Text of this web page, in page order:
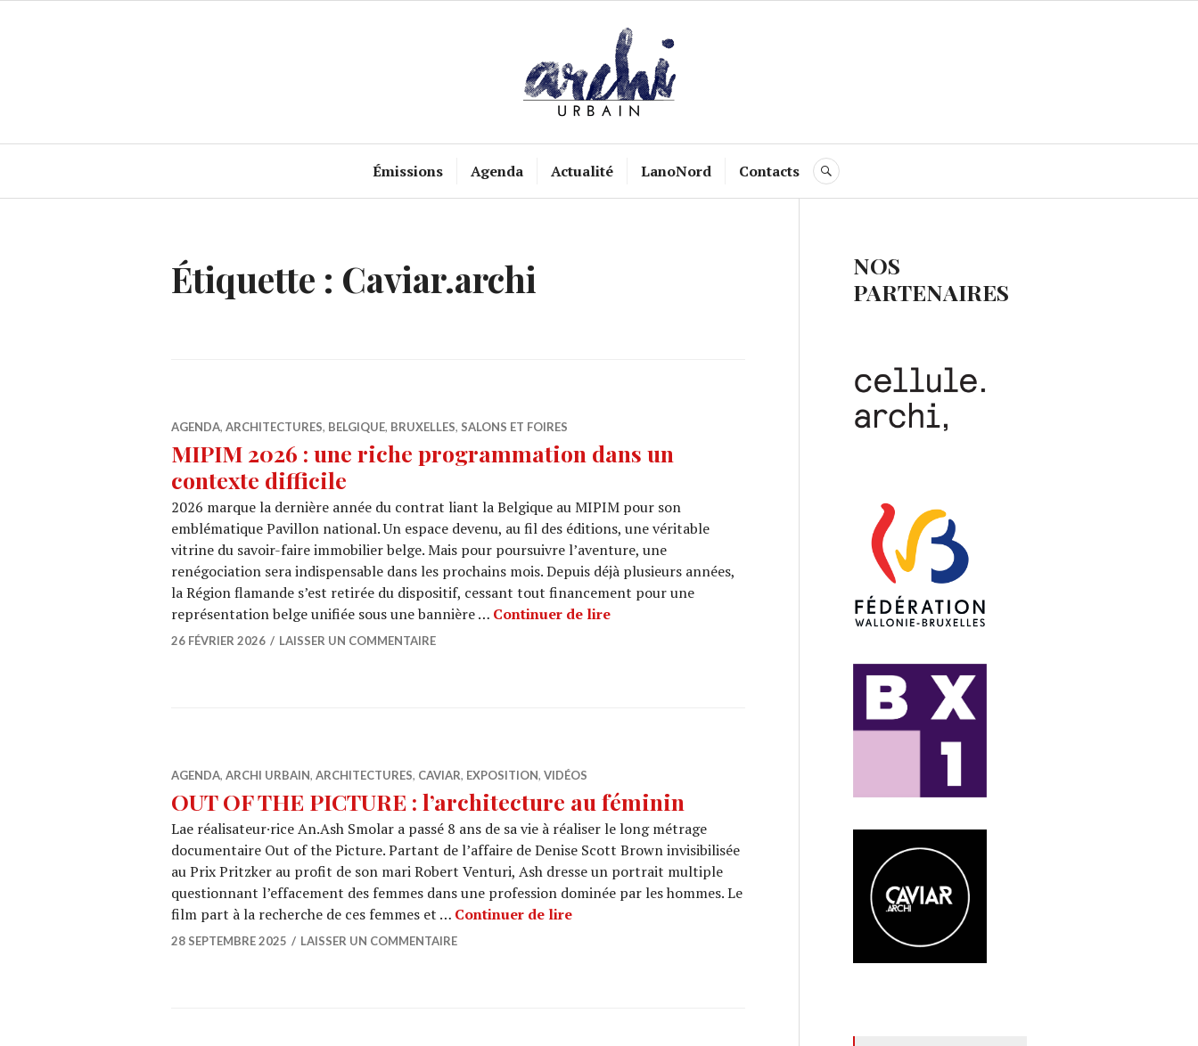
Émissions Agenda Actualité LanoNord Contacts RECHERCHE
Étiquette : Caviar.archi
AGENDA, ARCHITECTURES, BELGIQUE, BRUXELLES, SALONS ET FOIRES
MIPIM 2026 : une riche programmation dans un
contexte difficile
2026 marque la dernière année du contrat liant la Belgique au MIPIM pour son
emblématique Pavillon national. Un espace devenu, au fil des éditions, une véritable
vitrine du savoir-faire immobilier belge. Mais pour poursuivre l’aventure, une
renégociation sera indispensable dans les prochains mois. Depuis déjà plusieurs années,
la Région flamande s’est retirée du dispositif, cessant tout financement pour une
représentation belge unifiée sous une bannière … Continuer de lireMIPIM 2026 : une riche programmation dans un contexte difficile
26 FÉVRIER 2026 LAISSER UN COMMENTAIRE
AGENDA, ARCHI URBAIN, ARCHITECTURES, CAVIAR, EXPOSITION, VIDÉOS
OUT OF THE PICTURE : l’architecture au féminin
Lae réalisateur·rice An.Ash Smolar a passé 8 ans de sa vie à réaliser le long métrage
documentaire Out of the Picture. Partant de l’affaire de Denise Scott Brown invisibilisée
au Prix Pritzker au profit de son mari Robert Venturi, Ash dresse un portrait multiple
questionnant l’effacement des femmes dans une profession dominée par les hommes. Le
film part à la recherche de ces femmes et … Continuer de lireOUT OF THE PICTURE : l’architecture au féminin
28 SEPTEMBRE 2025 LAISSER UN COMMENTAIRE
NOS
PARTENAIRES